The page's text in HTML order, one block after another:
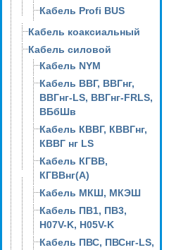
Кабель Profi BUS
Кабель коаксиальный
Кабель силовой
Кабель NYM
Кабель ВВГ, ВВГнг,
ВВГнг-LS, ВВГнг-FRLS,
ВБбШв
Кабель КВВГ, КВВГнг,
КВВГ нг LS
Кабель КГВВ,
КГВВнг(А)
Кабель МКШ, МКЭШ
Кабель ПВ1, ПВ3,
H07V-K, H05V-K
Кабель ПВС, ПВСнг-LS,